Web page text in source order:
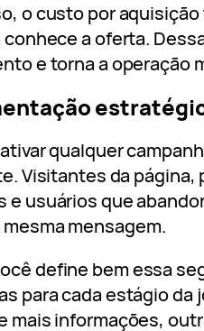
o custo por
a oferta.
e torna a operação
qualquer
Visitantes da página,
e usuários que
mensagem.
define bem essa
para cada estágio da
mais informações,